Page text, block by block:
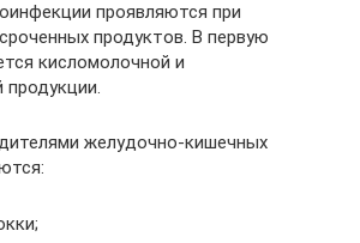
проявляются при
продуктов. В первую
кисломолочной и
продукции.
желудочно-кишечных